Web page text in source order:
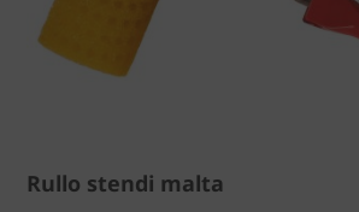
Rullo stendi malta